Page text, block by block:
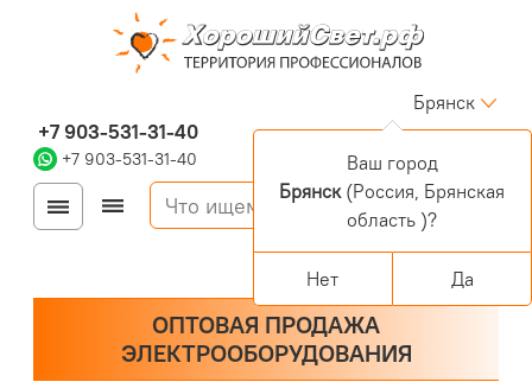
+7 903-531-31-40
+7 903-531-31-40
Брянск
Войти
Регистрация
Корзина
0 позиций
ОПТОВАЯ ПРОДАЖА
ЭЛЕКТРООБОРУДОВАНИЯ
Ваш город
Брянск(Россия, Брянская
область )?
Нет Да